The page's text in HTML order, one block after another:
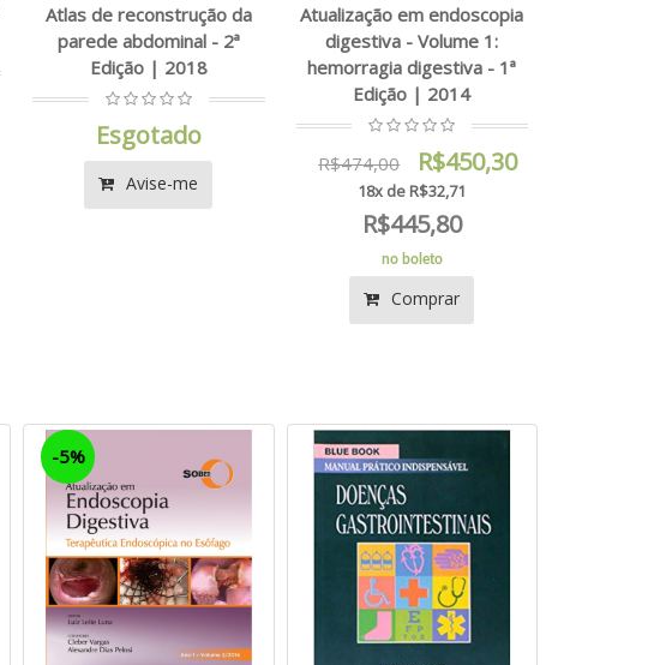
Atlas de reconstrução da
parede abdominal - 2ª
Edição | 2018
Esgotado
Avise-me
Atualização em endoscopia
digestiva - Volume 1:
hemorragia digestiva - 1ª
Edição | 2014
R$474,00 R$450,30
18x de R$32,71
R$445,80
no boleto
Comprar
-5%